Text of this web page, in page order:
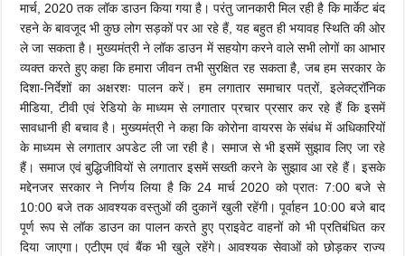
मार्च, 2020 तक लॉक डाउन किया गया है। परंतु जानकारी मिल रही है कि मार्केट बंद
रहने के बावजूद भी कुछ लोग सड़कों पर आ रहे हैं, यह बहुत ही भयावह स्थिति की ओर
ले जा सकता है। मुख्यमंत्री ने लॉक डाउन में सहयोग करने वाले सभी लोगों का आभार
व्यक्त करते हुए कहा कि हमारा जीवन तभीसुरक्षित रह सकता है, जब हम सरकार के
दिशा-निर्देशों का अक्षरशः पालन करें। हम लगातार समाचार पत्रों, इलेक्ट्रॉनिक
मीडिया, टीवी एवं रेडियो के माध्यम से लगातार प्रचार प्रसार कर रहे हैं कि इसमें
सावधानी ही बचाव है।मुख्यमंत्री ने कहा कि कोरोना वायरस के संबंध में अधिकारियों
के माध्यम से लगातार अपडेट ली जा रही है। समाज से भी इसमें सुझाव लिए जा रहे
हैं। समाज एवं बुद्धिजीवियों से लगातार इसमें सख्ती करने के सुझाव आ रहे हैं। इसके
मद्देनजर सरकार ने निर्णय लिया है कि 24 मार्च 2020 को प्रातः 7:00 बजे से
10:00 बजे तक आवश्यक वस्तुओं की दुकानें खुली रहेंगी। पूर्वाहन 10:00 बजे बाद
पूर्ण रूप से लॉक डाउन का पालन करते हुए प्राइवेट वाहनों को भी प्रतिबंधित कर
दिया जाएगा। एटीएम एवं बैंक भी खुले रहेंगे। आवश्यक सेवाओं को छोड़कर राज्य